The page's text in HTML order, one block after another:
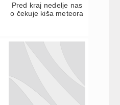
Pred kraj nedelje nas
o čekuje kiša meteora